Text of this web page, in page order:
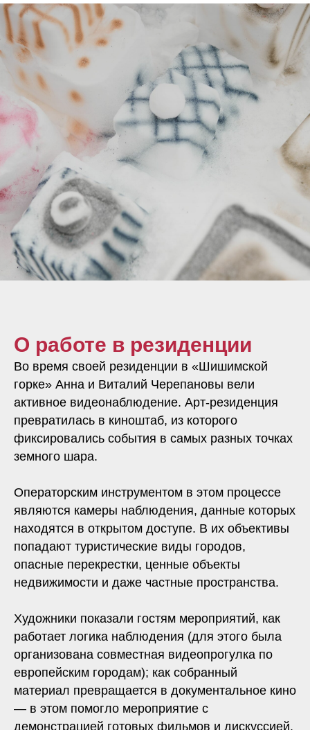
О работе в резиденции
Во время своей резиденции в «Шишимской
горке» Анна и Виталий Черепановы вели
активное видеонаблюдение. Арт-резиденция
превратилась в киноштаб, из которого
фиксировались события в самых разных точках
земного шара.
Операторским инструментом в этом процессе
являются камеры наблюдения, данные которых
находятся в открытом доступе. В их объективы
попадают туристические виды городов,
опасные перекрестки, ценные объекты
недвижимости и даже частные пространства.
Художники показали гостям мероприятий, как
работает логика наблюдения (для этого была
организована совместная видеопрогулка по
европейским городам); как собранный
материал превращается в документальное кино
— в этом помогло мероприятие с
демонстрацией готовых фильмов и дискуссией.